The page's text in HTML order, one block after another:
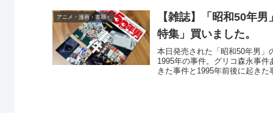
アニメ・漫画・書籍・
【雑誌】「昭和50年
特集」買いました。
本日発売された「昭和50年男」
1995年の事件。グリコ森永事
きた事件と1995年前後に起きた